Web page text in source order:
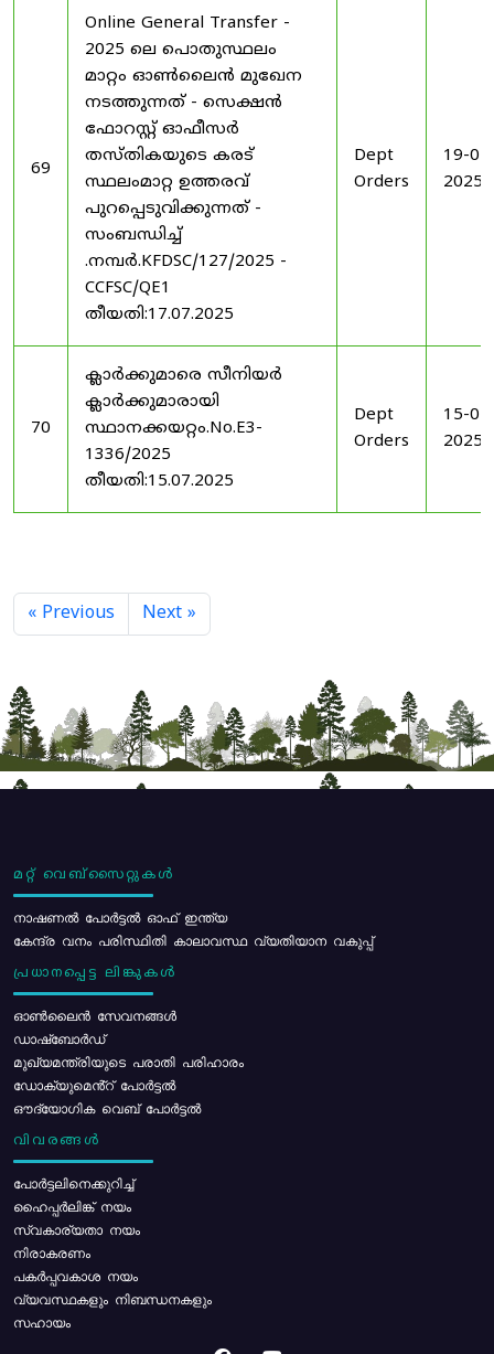
69
Online General Transfer -
2025 ലെ പൊതുസ്ഥലം
മാറ്റം ഓൺലൈൻ മുഖേന
നടത്തുന്നത് - സെക്ഷൻ
ഫോറസ്റ്റ് ഓഫീസർ
തസ്തികയുടെ കരട്
സ്ഥലംമാറ്റ ഉത്തരവ്
പുറപ്പെടുവിക്കുന്നത് -
സംബന്ധിച്ച്
.നമ്പർ.KFDSC/127/2025 -
CCFSC/QE1
തീയതി:17.07.2025
Dept
Orders
19-
2025
70
ക്ലാർക്കുമാരെ സീനിയർ
ക്ലാർക്കുമാരായി
സ്ഥാനക്കയറ്റം.No.E3-
1336/2025
തീയതി:15.07.2025
Dept
Orders
15-
2025
« Previous Next »
മറ്റ് വെബ്സൈറ്റുകൾ
നാഷണൽ പോർട്ടൽ ഓഫ് ഇന്ത്യ
കേന്ദ്ര വനം പരിസ്ഥിതി കാലാവസ്ഥ വ്യതിയാന വകുപ്പ്
പ്രധാനപ്പെട്ട ലിങ്കുകൾ
ഓൺലൈൻ സേവനങ്ങൾ
ഡാഷ്ബോർഡ്
മുഖ്യമന്ത്രിയുടെ പരാതി പരിഹാരം
ഡോക്യുമെൻ്റ് പോർട്ടൽ
ഔദ്യോഗിക വെബ് പോർട്ടൽ
വിവരങ്ങൾ
പോര്‍ട്ടലിനെക്കുറിച്ച്
ഹൈപ്പർലിങ്ക് നയം
സ്വകാര്യതാ നയം
നിരാകരണം
പകർപ്പവകാശ നയം
വ്യവസ്ഥകളും നിബന്ധനകളും
സഹായം